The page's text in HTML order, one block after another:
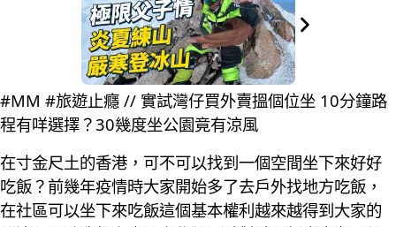
#MM #旅遊止癮 // 實試灣仔買外賣搵個位坐 10分鐘路
程有咩選擇？30幾度坐公園竟有涼風
在寸金尺土的香港，可不可以找到一個空間坐下來好好
吃飯？前幾年疫情時大家開始多了去戶外找地方吃飯，
在社區可以坐下來吃飯這個基本權利越來越得到大家的